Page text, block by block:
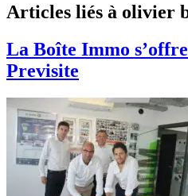
Articles liés à olivier
La Boîte Immo
Previsite